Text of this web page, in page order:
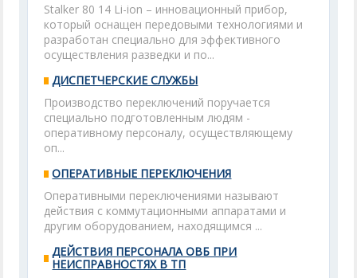
Stalker 80 14 Li-ion – инновационный прибор,
который оснащен передовыми технологиями и
разработан специально для эффективного
осуществления разведки и по...
ДИСПЕТЧЕРСКИЕ СЛУЖБЫ
Производство переключений поручается
специально подготовленным людям -
оперативному персоналу, осуществляющему
оп...
ОПЕРАТИВНЫЕ ПЕРЕКЛЮЧЕНИЯ
Оперативными переключениями называют
действия с коммутационными аппаратами и
другим оборудованием, находящимся ...
ДЕЙСТВИЯ ПЕРСОНАЛА ОВБ ПРИ
НЕИСПРАВНОСТЯХ В ТП